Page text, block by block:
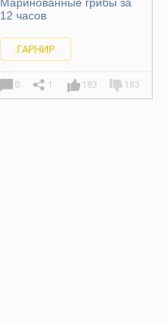
12 часов
ГАРНИР
0 1 183 183